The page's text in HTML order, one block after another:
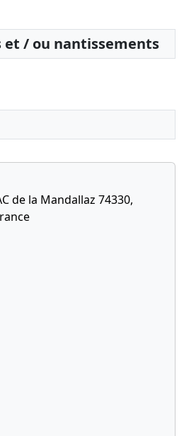
et / ou nantissements
de la Mandallaz 74330,